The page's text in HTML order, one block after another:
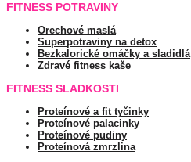
FITNESS POTRAVINY
Orechové maslá
Superpotraviny na detox
Bezkalorické omáčky a sladidlá
Zdravé fitness kaše
FITNESS SLADKOSTI
Proteínové a fit tyčinky
Proteínové palacinky
Proteínové pudiny
Proteínová zmrzlina